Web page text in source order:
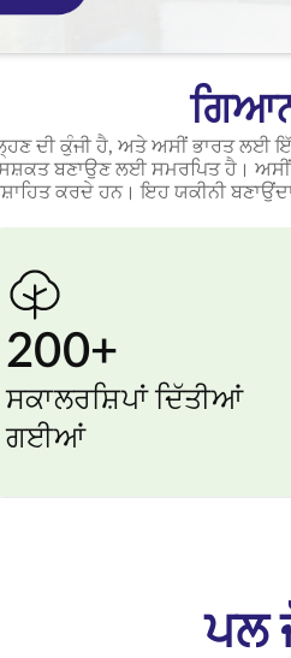
ਦੀ ਕੁੰਜੀ ਹੈ, ਅਤੇ ਅਸੀਂ ਭਾਰਤ ਲਈ
ਬਣਾਉਣ ਲਈ ਸਮਰਪਿਤ ਹੈ। ਅਸੀਂ
ਕਰਦੇ ਹਨ। ਇਹ ਯਕੀਨੀ
200+
ਸਕਾਲਰਸ਼ਿਪਾਂ ਦਿੱਤੀਆਂ
ਗਈਆਂ
ਪਲ